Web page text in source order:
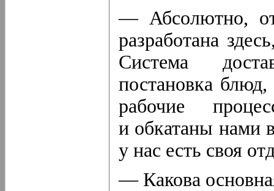
— Абсолютно,
разработана
Система
постановка блюд,
рабочие
и обкатаны нами
у нас есть своя
— Какова